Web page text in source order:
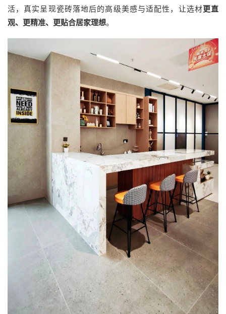
活，真实呈现瓷砖落地后的高级美感与适配性，让选材更直
观、更精准、更贴合居家理想。